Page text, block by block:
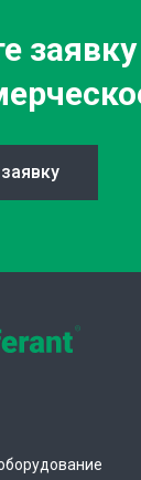
заявку